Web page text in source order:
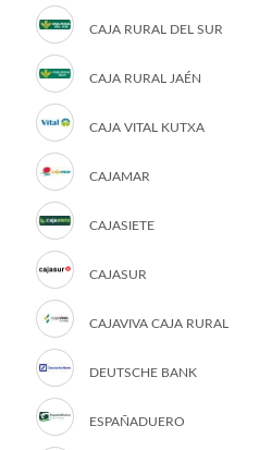
CAJA RURAL DEL SUR
CAJA RURAL JAÉN
CAJA VITAL KUTXA
CAJAMAR
CAJASIETE
CAJASUR
CAJAVIVA CAJA RURAL
DEUTSCHE BANK
ESPAÑADUERO